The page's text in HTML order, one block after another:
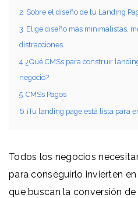
2 Sobre el diseño de tu Landing
3 Elige diseño más minimalistas,
distracciones.
4 ¿Qué CMSs para construir
negocio?
5 CMSs Pagos
6 ¡Tu landing page está lista para
Todos los negocios
para conseguirlo invierten
que buscan la conversión